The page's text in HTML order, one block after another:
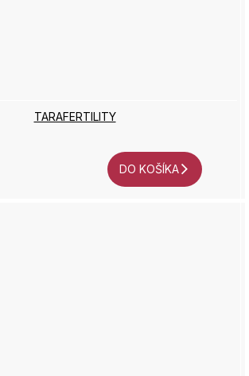
TARAFERTILITY
DO KOŠÍKA